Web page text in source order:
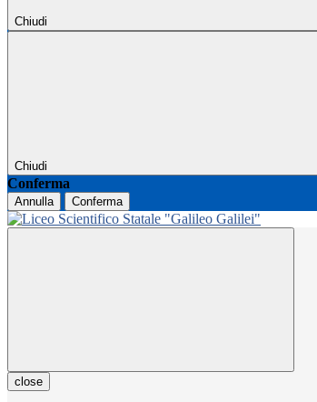
Chiudi
Chiudi
Conferma
Annulla Conferma
close